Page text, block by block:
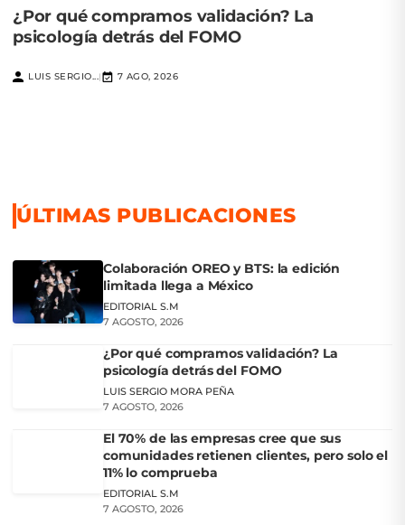
¿Por qué compramos validación? La
psicología detrás del FOMO
LUIS SERGIO... 7 AGO, 2026
ÚLTIMAS PUBLICACIONES
Colaboración OREO y BTS: la edición
limitada llega a México
EDITORIAL S.M
7 AGOSTO, 2026
¿Por qué compramos validación? La
psicología detrás del FOMO
LUIS SERGIO MORA PEÑA
7 AGOSTO, 2026
El 70% de las empresas cree que sus
comunidades retienen clientes, pero solo el
11% lo comprueba
EDITORIAL S.M
7 AGOSTO, 2026